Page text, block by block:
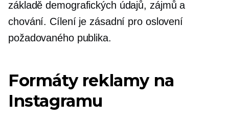
základě demografických údajů, zájmů a
chování. Cílení je zásadní pro oslovení
požadovaného publika.
Formáty reklamy na
Instagramu